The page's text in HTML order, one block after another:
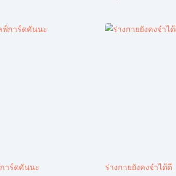
าร์ดคันนะ ร่างกายยังคงจำได้ดี